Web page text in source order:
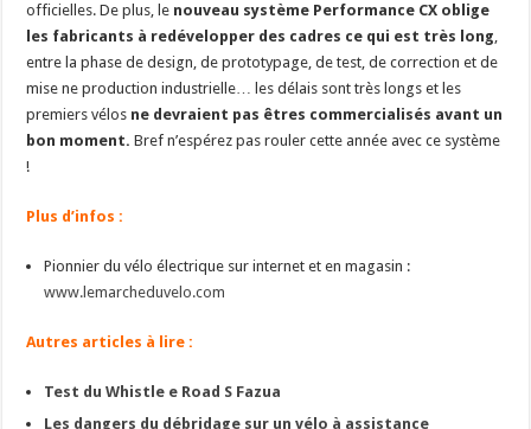
officielles. De plus, le nouveau système Performance CX oblige
les fabricants à redévelopper des cadres ce qui est très long,
entre la phase de design, de prototypage, de test, de correction et de
mise ne production industrielle… les délais sont très longs et les
premiers vélos ne devraient pas êtres commercialisés avant un
bon moment.Bref n’espérez pas rouler cette année avec ce système
!
Plus d’infos :
Pionnier du vélo électrique sur internet et en magasin :
www.lemarcheduvelo.com
Autres articles à lire :
Test du Whistle e Road S Fazua
Les dangers du débridage sur un vélo à assistance